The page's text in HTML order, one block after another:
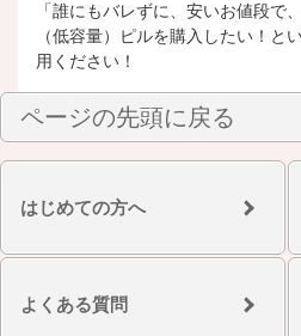
「誰にもバレずに、安いお値段で
（低容量）ピルを購入したい！と
用ください！
ページの先頭に戻る
はじめての方へ
よくある質問